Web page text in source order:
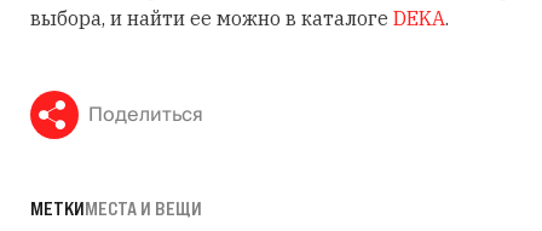
выбора, и найти ее можно в каталоге DEKA.
Поделиться
МЕТКИМЕСТА И ВЕЩИ